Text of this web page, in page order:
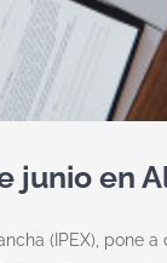
junio en
(IPEX), pone a